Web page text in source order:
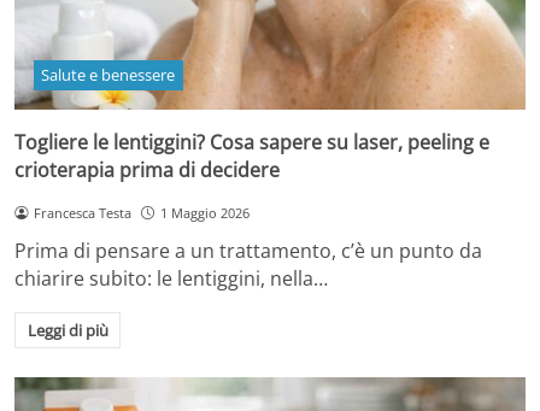
Salute e benessere
Togliere le lentiggini? Cosa sapere su laser, peeling e
crioterapia prima di decidere
Francesca Testa 1 Maggio 2026
Prima di pensare a un trattamento, c’è un punto da
chiarire subito: le lentiggini, nella…
Leggi di più